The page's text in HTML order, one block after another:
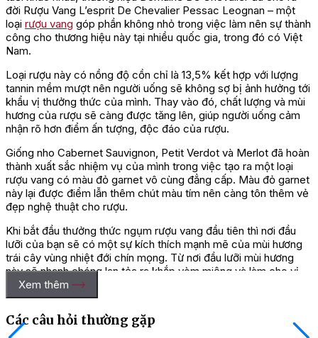
đời Rượu Vang L’esprit De Chevalier Pessac Leognan – một
loại rượu vang góp phần không nhỏ trong việc làm nên sự thành
công cho thương hiệu này tại nhiều quốc gia, trong đó có Việt
Nam.
Loại rượu này có nồng độ cồn chỉ là 13,5% kết hợp với lượng
tannin mềm mượt nên người uống sẽ không sợ bị ảnh hưởng tới
khẩu vị thưởng thức của mình. Thay vào đó, chất lượng và mùi
hương của rượu sẽ càng được tăng lên, giúp người uống cảm
nhận rõ hơn điểm ấn tượng, độc đáo của rượu.
Giống nho Cabernet Sauvignon, Petit Verdot và Merlot đã hoàn
thành xuất sắc nhiệm vụ của mình trong việc tạo ra một loại
rượu vang có màu đỏ garnet vô cùng đẳng cấp. Màu đỏ garnet
này lại được điểm lẫn thêm chút màu tím nên càng tôn thêm vẻ
đẹp nghệ thuật cho rượu.
Khi bắt đầu thưởng thức ngụm rượu vang đầu tiên thì nơi đầu
lưỡi của bạn sẽ có một sự kích thích mạnh mẽ của mùi hương
trái cây vùng nhiệt đới chín mọng. Từ nơi đầu lưỡi mùi hương
này sẽ nhanh chóng lan tỏa ra khắp vòm miệng và làm cho vị
giác của bạn dường như cũng trở nên ngọt ngào, đầy đậm đà.
xuống phía dưới cổ họng để tạo nên một trải nghiệm mới lạ với
Xem thêm
Các câu hỏi thường gặp